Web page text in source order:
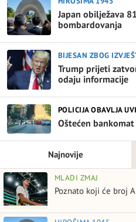
Japan obilježava
bombardovanja
BIJESAN ZBOG
Trump prijeti
odaju informacije
POLICIJA OBAVLJA
Oštećen
Najnovije
MLADI ZMAJ
Poznato koji će broj